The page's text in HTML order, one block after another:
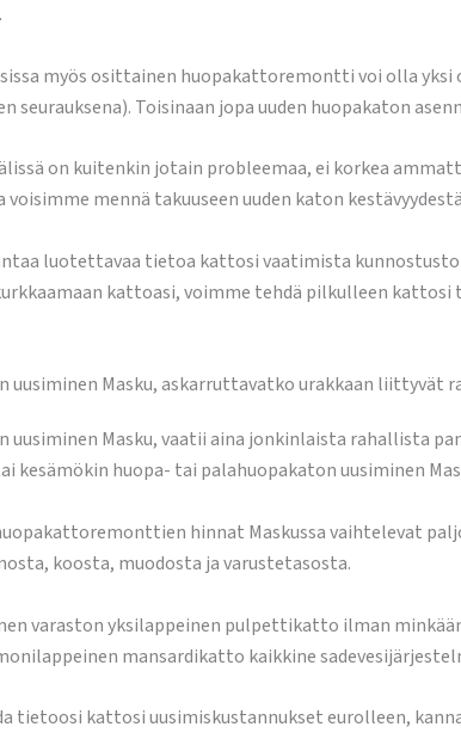
myös osittainen huopakattoremontti voi olla
seurauksena). Toisinaan jopa uuden huopakaton
on kuitenkin jotain probleemaa, ei korkea
mennä takuuseen uuden katon
luotettavaa tietoa kattosi vaatimista
kattoasi, voimme tehdä pilkulleen
uusiminen Masku, askarruttavatko urakkaan liittyvät
uusiminen Masku, vaatii aina jonkinlaista rahallista
kesämökin huopa- tai palahuopakaton uusiminen
hinnat Maskussa vaihtelevat
koosta, muodosta ja varustetasosta.
varaston yksilappeinen pulpettikatto ilman
mansardikatto kaikkine
tietoosi kattosi uusimiskustannukset eurolleen,